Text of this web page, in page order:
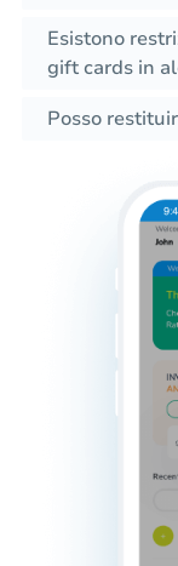
Esistono
gift cards in
Posso